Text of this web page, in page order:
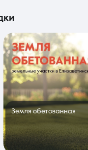
Земля обетованная